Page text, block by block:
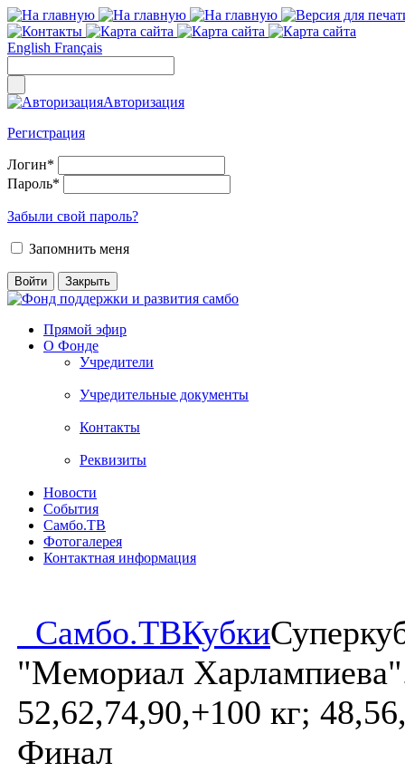
English Français
Авторизация
Регистрация
Логин*
Пароль*
Забыли свой пароль?
Запомнить меня
Прямой эфир
О Фонде
Учредители
Учредительные документы
Контакты
Реквизиты
Новости
События
Самбо.ТВ
Фотогалерея
Контактная информация
Самбо.ТВКубки
"Мемориал
52,62,74,90,+100 кг;
Финал